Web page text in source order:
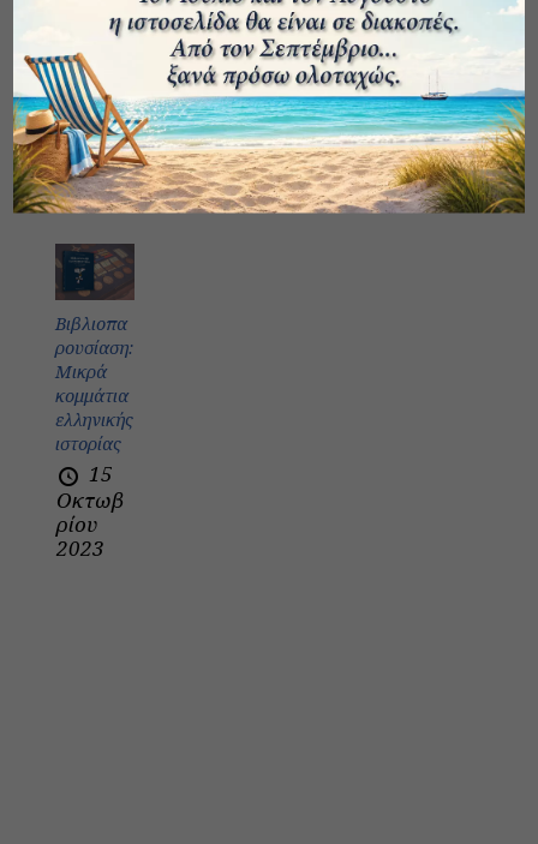
View all posts
Πρόσφατα άρθρα
Βιβλιοπαρουσίαση: Μικρά κομμάτια
ελληνικής ιστορίας
Βιβλιοπα
ρουσίαση:
Μικρά
κομμάτια
ελληνικής
ιστορίας
15
Οκτωβ
ρίου
2023